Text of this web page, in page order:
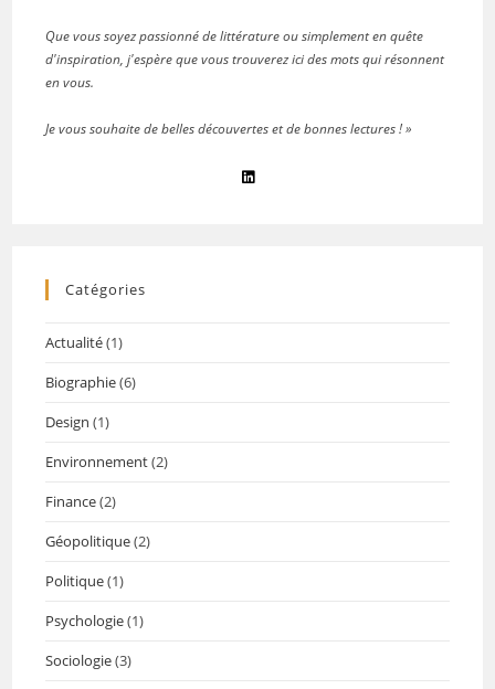
Que vous soyez passionné de littérature ou simplement en quête
d'inspiration, j'espère que vous trouverez ici des mots qui résonnent
en vous.
Je vous souhaite de belles découvertes et de bonnes lectures ! »
Catégories
Actualité(1)
Biographie(6)
Design (1)
Environnement(2)
Finance(2)
Géopolitique(2)
Politique(1)
Psychologie(1)
Sociologie(3)